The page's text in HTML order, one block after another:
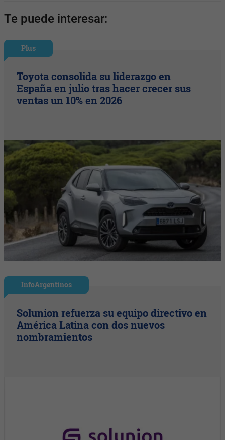
Te puede interesar:
Plus
Toyota consolida su liderazgo en
España en julio tras hacer crecer sus
ventas un 10% en 2026
InfoArgentinos
Solunion refuerza su equipo directivo en
América Latina con dos nuevos
nombramientos